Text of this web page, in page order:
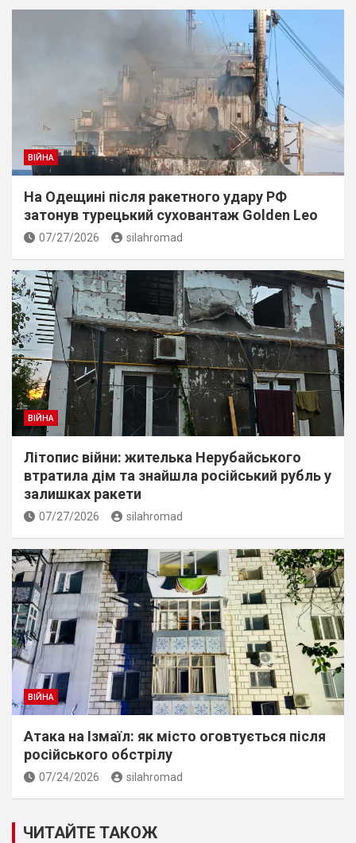
ВІЙНА
На Одещині після ракетного удару РФ
затонув турецький суховантаж Golden Leo
07/27/2026 silahromad
ВІЙНА
Літопис війни: жителька Нерубайського
втратила дім та знайшла російський рубль у
залишках ракети
07/27/2026 silahromad
ВІЙНА
Атака на Ізмаїл: як місто оговтується після
російського обстрілу
07/24/2026 silahromad
ЧИТАЙТЕ ТАКОЖ